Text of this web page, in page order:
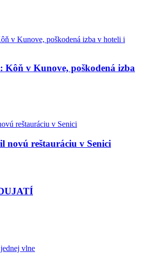
Kôň v Kunove, poškodená izba
novú reštauráciu v Senici